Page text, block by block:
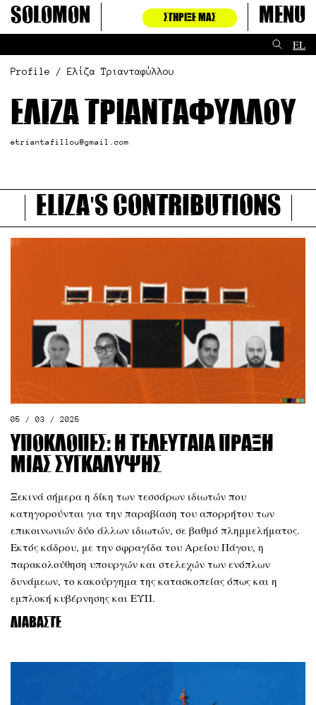
Μετάβαση
στοSolomon ΣΤΉΡΙΞΈ ΜΑΣ Menu
EL
Profile / Ελίζα Τριανταφύλλου
Ελίζα Τριανταφύλλου
etriantafillou@gmail.com
Eliza's contributions
05 / 03 / 2025
Υποκλοπές: Η τελευταία πράξη
μιας συγκάλυψης
Ξεκινά σήμερα η δίκη των τεσσάρων ιδιωτών που
κατηγορούνται για την παραβίαση του απορρήτου των
επικοινωνιών δύο άλλων ιδιωτών, σε βαθμό πλημμελήματος.
Εκτός κάδρου, με την σφραγίδα του Αρείου Πάγου, η
παρακολούθηση υπουργών και στελεχών των ενόπλων
δυνάμεων, το κακούργημα της κατασκοπείας όπως και η
εμπλοκή κυβέρνησης και ΕΥΠ.
Διαβάστε